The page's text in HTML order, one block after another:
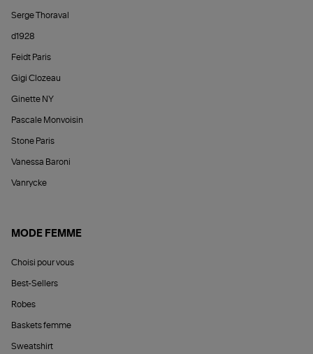
Serge Thoraval
d1928
Feidt Paris
Gigi Clozeau
Ginette NY
Pascale Monvoisin
Stone Paris
Vanessa Baroni
Vanrycke
MODE FEMME
Choisi pour vous
Best-Sellers
Robes
Baskets femme
Sweatshirt